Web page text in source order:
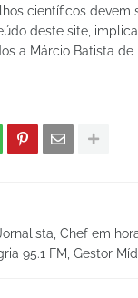
científicos devem
deste site,
a Márcio Batista de
Chef em
95.1 FM, Gestor